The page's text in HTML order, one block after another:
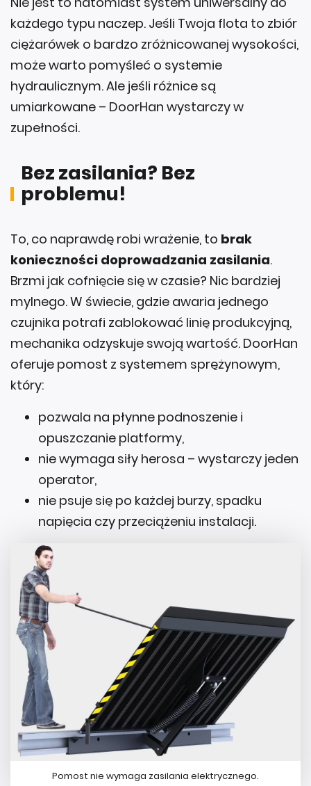
każdego typu naczep. Jeśli Twoja flota to zbiór
ciężarówek o bardzo zróżnicowanej wysokości,
może warto pomyśleć o systemie
hydraulicznym. Ale jeśli różnice są
umiarkowane – DoorHan wystarczy w
zupełności.
problemu!
konieczności doprowadzania zasilania
Brzmi jak cofnięcie się w czasie? Nic bardziej
mylnego. W świecie, gdzie awaria jednego
czujnika potrafi zablokować linię produkcyjną,
mechanika odzyskuje swoją wartość. DoorHan
oferuje pomost z systemem sprężynowym,
który:
opuszczanie platformy,
nie wymaga siły herosa – wystarczy jeden
operator,
nie psuje się po każdej burzy, spadku
napięcia czy przeciążeniu instalacji.
Pomost nie wymaga zasilania elektrycznego.